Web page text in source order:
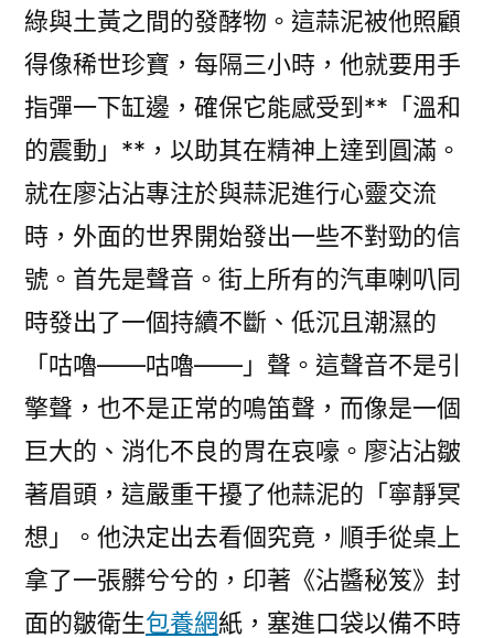
綠與土黃之間的發酵物。這蒜泥被他照顧
得像稀世珍寶，每隔三小時，他就要用手
指彈一下缸邊，確保它能感受到**「溫和
的震動」**，以助其在精神上達到圓滿。
就在廖沾沾專注於與蒜泥進行心靈交流
時，外面的世界開始發出一些不對勁的信
號。首先是聲音。街上所有的汽車喇叭同
時發出了一個持續不斷、低沉且潮濕的
「咕嚕——咕嚕——」聲。這聲音不是引
擎聲，也不是正常的鳴笛聲，而像是一個
巨大的、消化不良的胃在哀嚎。廖沾沾皺
著眉頭，這嚴重干擾了他蒜泥的「寧靜冥
想」。他決定出去看個究竟，順手從桌上
拿了一張髒兮兮的，印著《沾醬秘笈》封
面的皺衛生包養網紙，塞進口袋以備不時